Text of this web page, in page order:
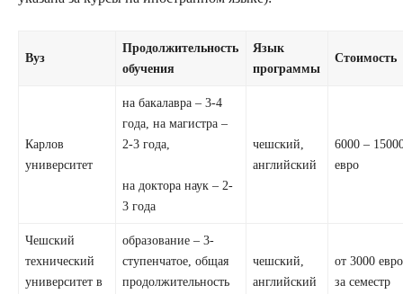
Вуз
Продолжительность
обучения
Язык
программы
Стоимость
Карлов
университет
на бакалавра – 3-4
года, на магистра –
2-3 года,
на доктора наук – 2-
3 года
чешский,
английский
6000 –
евро
Чешский
технический
университет в
образование – 3-
ступенчатое, общая
продолжительность
чешский,
английский
от 3000 евро
за семестр